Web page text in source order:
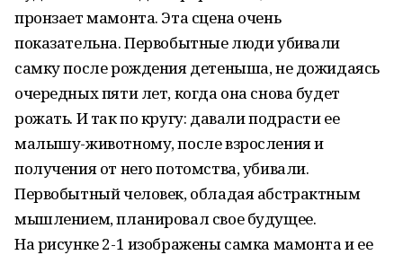
пронзает мамонта. Эта сцена очень
показательна. Первобытные люди убивали
самку после рождения детеныша, не дожидаясь
очередных пяти лет, когда она снова будет
рожать. И так по кругу: давали подрасти ее
малышу-животному, после взросления и
получения от него потомства, убивали.
Первобытный человек, обладая абстрактным
мышлением, планировал свое будущее.
На рисунке 2-1 изображены самка мамонта и ее